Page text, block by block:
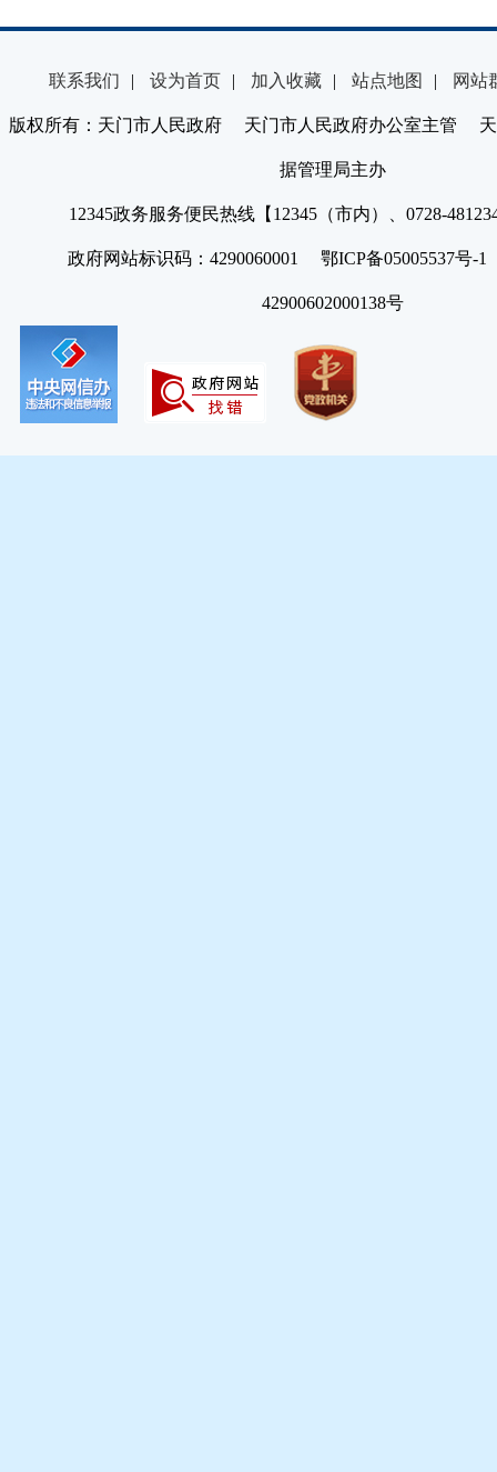
联系我们 | 设为首页 | 加入收藏 | 站点地图 | 网站
版权所有：天门市人民政府 天门市人民政府办公室主管 天
据管理局主办
12345政务服务便民热线【12345（市内）、0728-
政府网站标识码：4290060001 鄂ICP备05005537号
42900602000138号